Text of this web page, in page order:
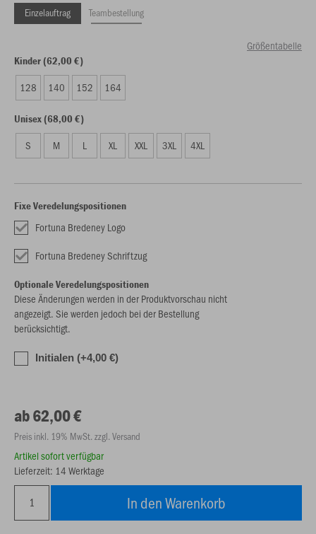
Einzelauftrag Teambestellung
Größentabelle
Kinder (62,00 €)
128 140 152 164
Unisex (68,00 €)
S M L XL XXL 3XL 4XL
Fixe Veredelungspositionen
Fortuna Bredeney Logo
Fortuna Bredeney Schriftzug
Optionale Veredelungspositionen
Diese Änderungen werden in der Produktvorschau nicht
angezeigt. Sie werden jedoch bei der Bestellung
berücksichtigt.
Initialen (+4,00 €)
ab 62,00 €
Preis inkl. 19% MwSt. zzgl. Versand
Artikel sofort verfügbar
Lieferzeit: 14 Werktage
In den Warenkorb